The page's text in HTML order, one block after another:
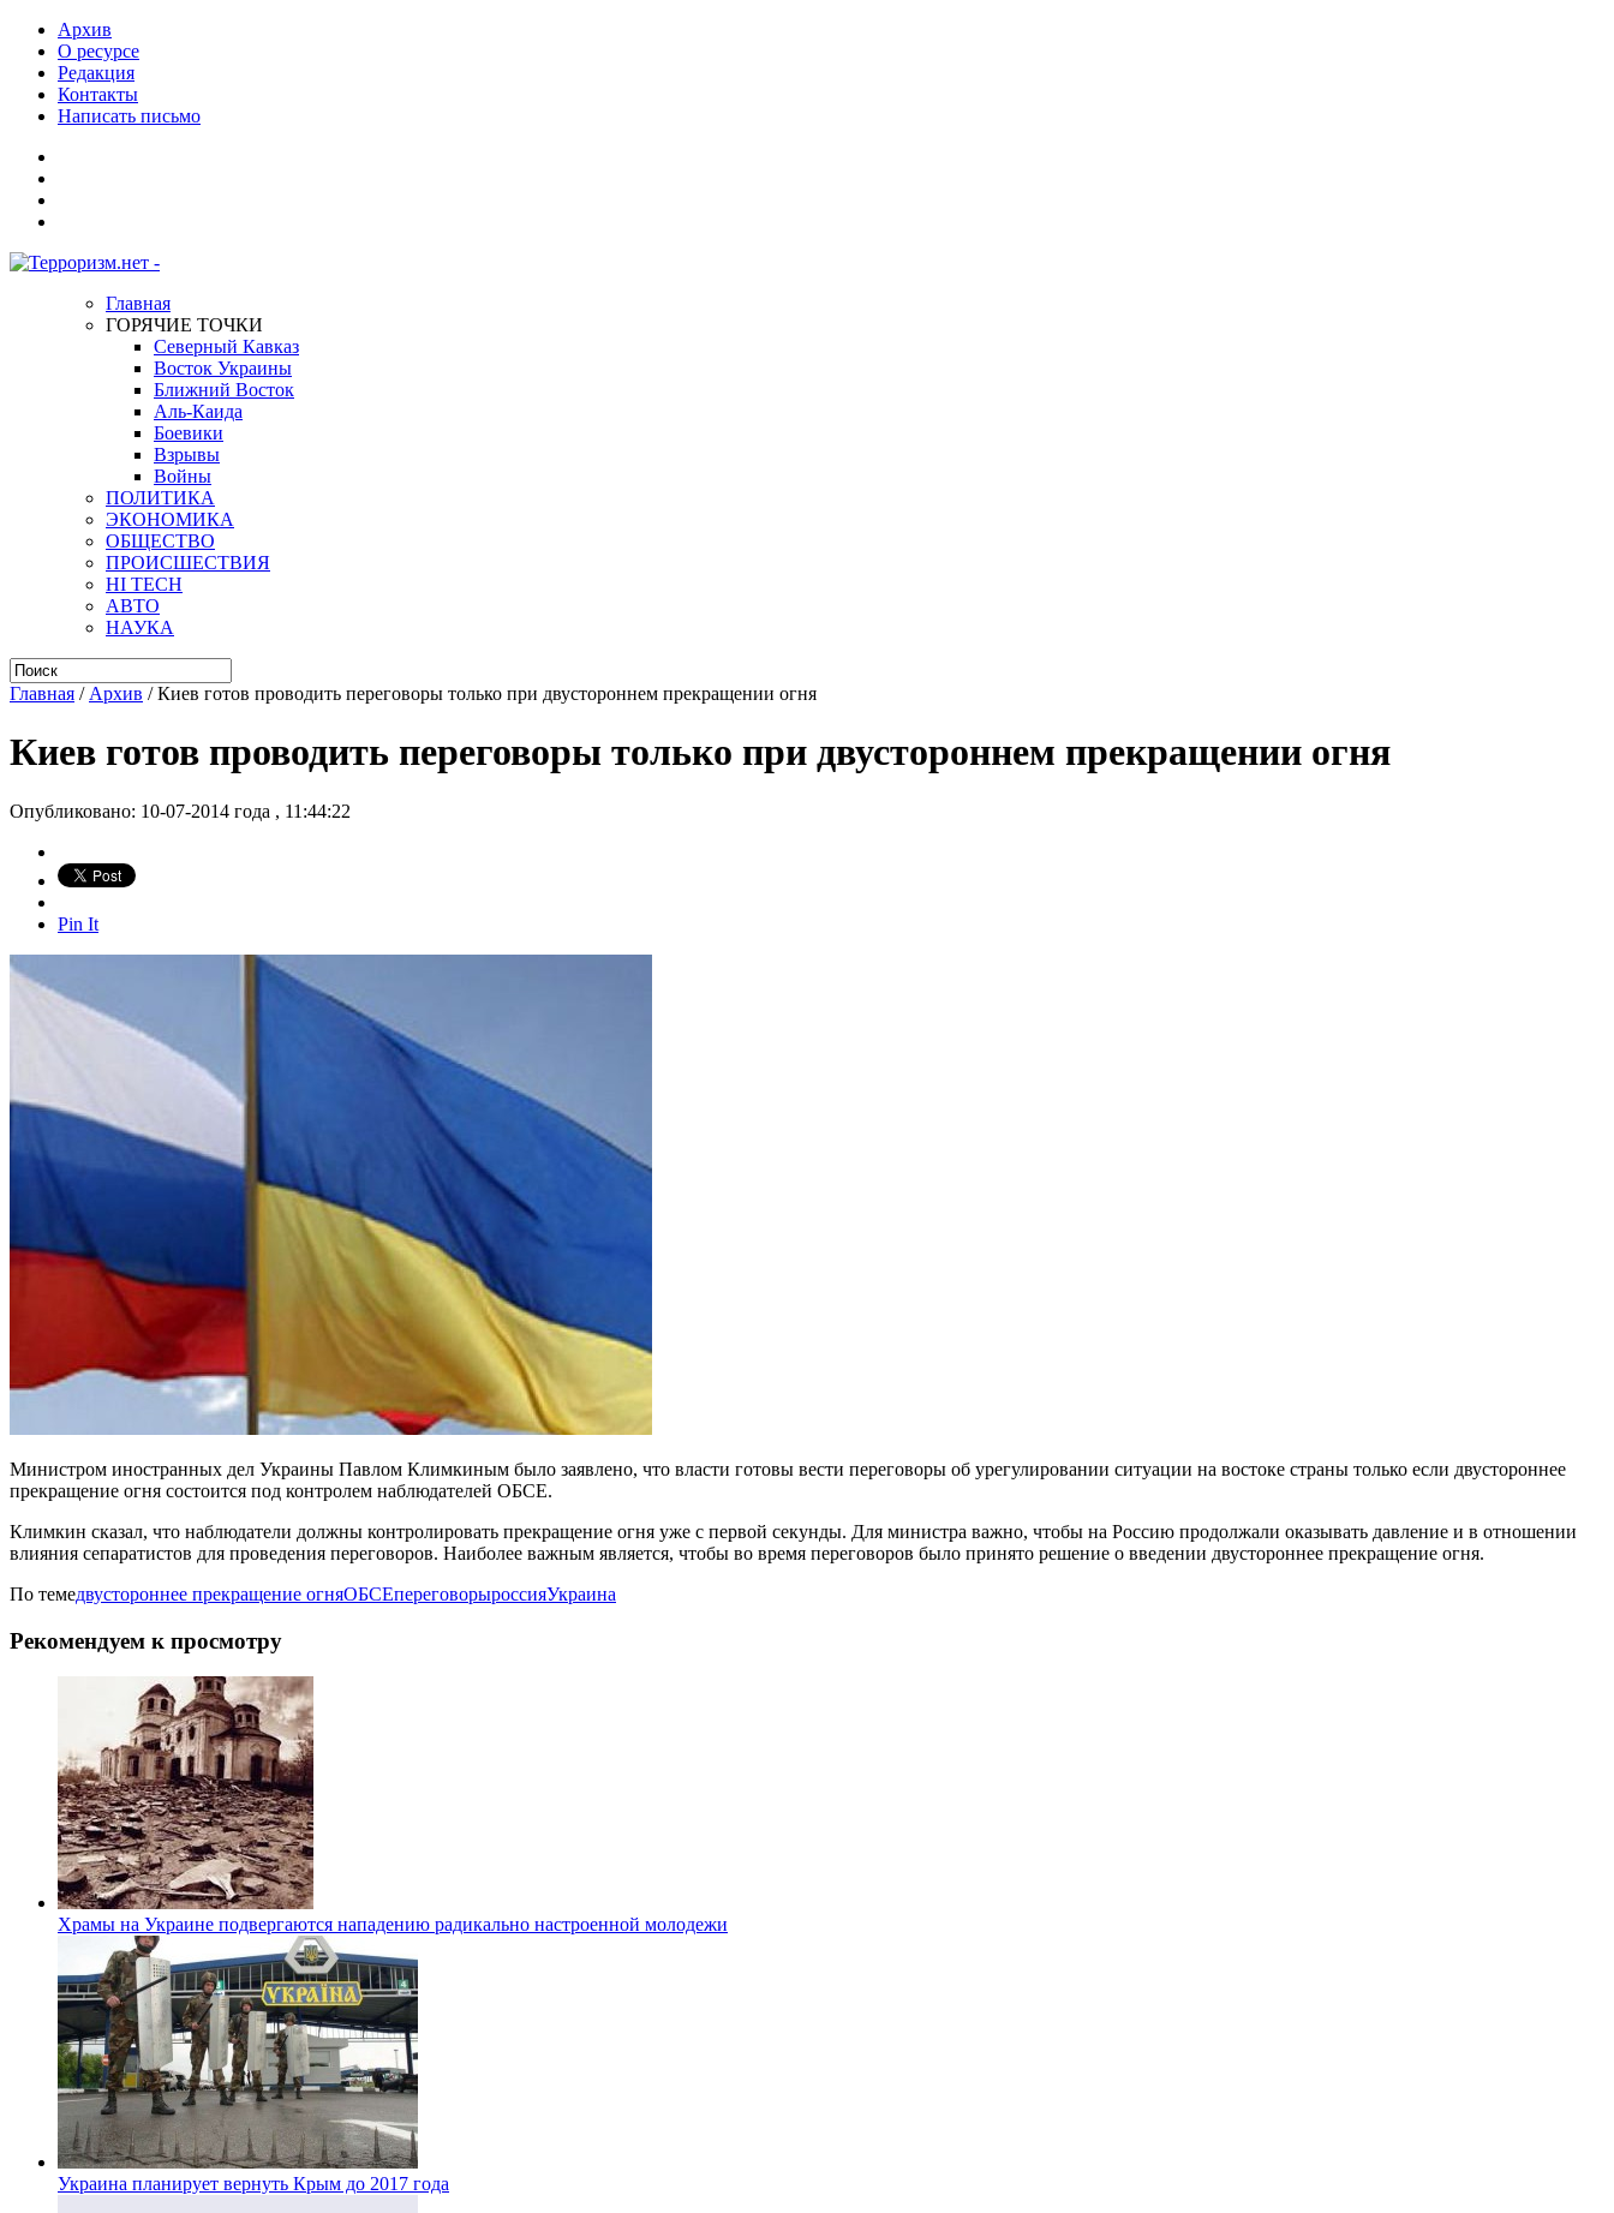
Архив
О ресурсе
Редакция
Контакты
Написать письмо
Главная
ГОРЯЧИЕ ТОЧКИ
Северный Кавказ
Восток Украины
Ближний Восток
Аль-Каида
Боевики
Взрывы
Войны
ПОЛИТИКА
ЭКОНОМИКА
ОБЩЕСТВО
ПРОИСШЕСТВИЯ
HI TECH
АВТО
НАУКА
Главная / Архив /Киев готов проводить переговоры только при двустороннем прекращении огня
Киев готов проводить переговоры только при двустороннем прекращении огня
Опубликовано: 10-07-2014 года , 11:44:22
Pin It
Министром иностранных дел Украины Павлом Климкиным было заявлено, что власти готовы вести переговоры об урегулировании ситуации на востоке страны только если двустороннее
прекращение огня состоится под контролем наблюдателей ОБСЕ.
Климкин сказал, что наблюдатели должны контролировать прекращение огня уже с первой секунды. Для министра важно, чтобы на Россию продолжали оказывать давление и в отношении
влияния сепаратистов для проведения переговоров. Наиболее важным является, чтобы во время переговоров было принято решение о введении двустороннее прекращение огня.
По темедвустороннее прекращение огняОБСЕпереговорыроссияУкраина
Рекомендуем к просмотру
Храмы на Украине подвергаются нападению радикально настроенной молодежи
Украина планирует вернуть Крым до 2017 года